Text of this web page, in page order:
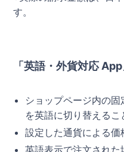
す。
「英語・外貨対応
ショップページ内の
を英語に切り替えるこ
設定した通貨による
英語表示で注文された